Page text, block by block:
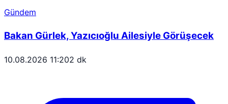
Gündem
Bakan Gürlek, Yazıcıoğlu Ailesiyle Görüşecek
10.08.2026 11:202 dk